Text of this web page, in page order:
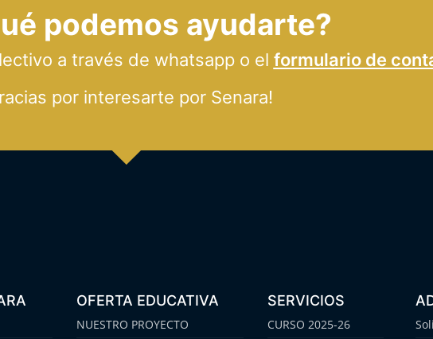
podemos ayudarte?
a través de whatsapp o el formulario de
por interesarte por Senara!
OFERTA EDUCATIVA
NUESTRO PROYECTO
SERVICIOS
CURSO 2025-26